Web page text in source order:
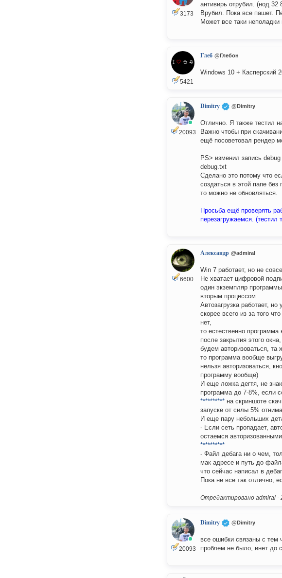
3173
антивирь отрубил. (нод 32
Врубил. Пока все пашет.
Может все таки
5421
Глеб @Глебон
Windows 10 + Касперский
20093
Dimitry @Dimitry
Отлично. Я также тестил
Важно чтобы при
ещё посоветовал рендер
PS> изменил запись
debug.txt
Сделано это потому что
создаться в этой папе
то можно не обновляться.
Просьба ещё проверять
перезагружаемся. (тестил
6600
Александр @admiral
Win 7 работает, но не
Не хватает цифровой
один экземпляр
вторым процессом
Автозагрузка работает,
скорее всего из за того
нет,
то естественно
после закрытия этого
будем авторизоваться, та
то программа вообще
нельзя авторизоваться,
программу вообще)
И еще ложка дегтя, не
программа до 7-8%, если
********** на скриншоте
запуске от силы 5%
И еще пару небольших
- Если сеть пропадает,
остаемся
**********
- Файл дебага ни о чем,
мак адресе и путь до
что сейчас написал в
Пока не все так отлично,
Отредактировано admiral -
20093
Dimitry @Dimitry
все ошибки связаны с тем
проблем не было, инет до